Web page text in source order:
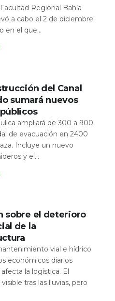
Regional Bahía
a cabo el 2 de diciembre
en el que...
del Canal
sumará nuevos
ampliará de 300 a 900
de evacuación en 2400
Incluye un nuevo
y el...
sobre el deterioro
de la
vial e hídrico
económicos diarios
la logística. El
tras las lluvias, pero